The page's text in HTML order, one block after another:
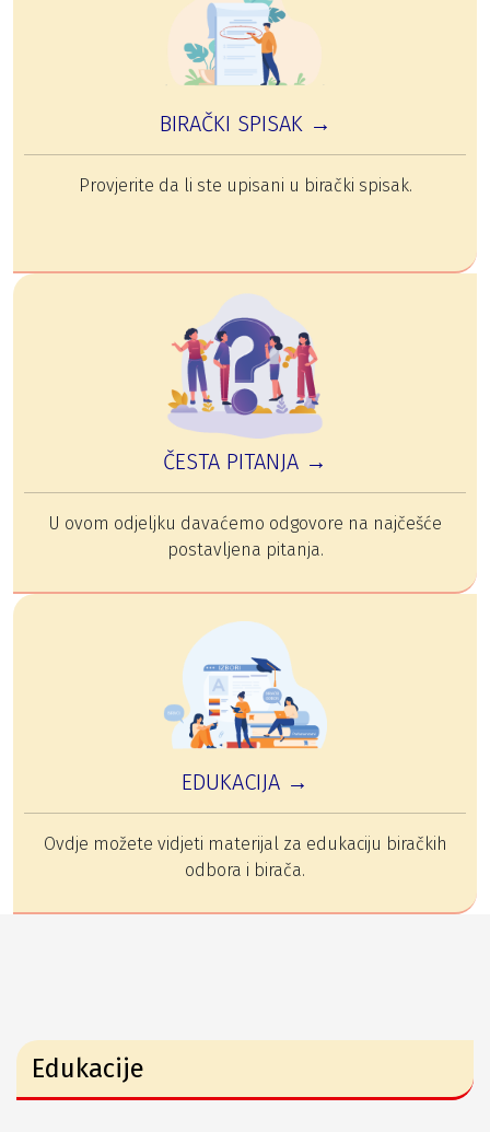
BIRAČKI SPISAK →
Provjerite da li ste upisani u birački spisak.
ČESTA PITANJA →
U ovom odjeljku davaćemo odgovore na najčešće
postavljena pitanja.
EDUKACIJA →
Ovdje možete vidjeti materijal za edukaciju biračkih
odbora i birača.
Edukacije